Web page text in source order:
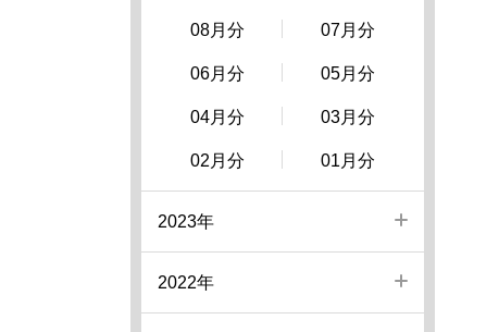
08月分 07月分
06月分 05月分
04月分 03月分
02月分 01月分
2023年
2022年